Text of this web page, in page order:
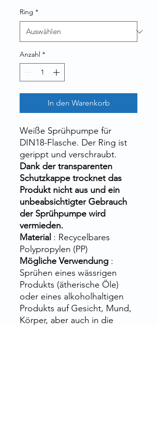
Ring *
Anzahl *
In den Warenkorb
Weiße Sprühpumpe für
DIN18-Flasche. Der Ring ist
gerippt und verschraubt.
Dank der transparenten
Schutzkappe trocknet das
Produkt nicht aus und ein
unbeabsichtigter Gebrauch
der Sprühpumpe wird
vermieden.
Material : Recycelbares
Polypropylen (PP)
Mögliche Verwendung :
Sprühen eines wässrigen
Produkts (ätherische Öle)
oder eines alkoholhaltigen
Produkts auf Gesicht, Mund,
Körper, aber auch in die